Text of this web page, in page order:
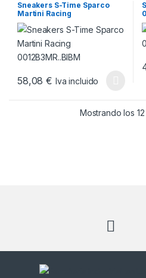
Sneakers S-Time Sparco
Martini Racing
0012B3MR..BIBM
58,08€ Iva incluido
Este producto tiene múltiples
Mostrando los